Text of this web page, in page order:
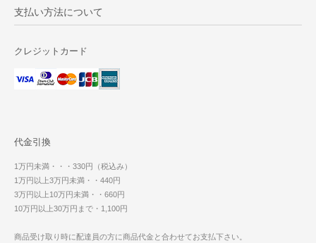
支払い方法について
クレジットカード
代金引換
1万円未満・・・330円（税込み）
1万円以上3万円未満・・440円
3万円以上10万円未満・・660円
10万円以上30万円まで・1,100円
商品受け取り時に配達員の方に商品代金と合わせてお支払下さい。